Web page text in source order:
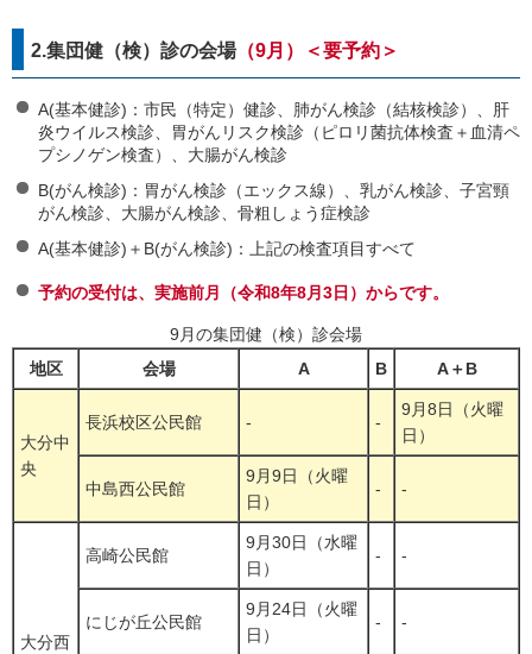
2.集団健（検）診の会場（9月）＜要予約＞
A(基本健診)：市民（特定）健診、肺がん検診（結核検診）、肝
炎ウイルス検診、胃がんリスク検診（ピロリ菌抗体検査＋血清ペ
プシノゲン検査）、大腸がん検診
B(がん検診)：胃がん検診（エックス線）、乳がん検診、子宮頸
がん検診、大腸がん検診、骨粗しょう症検診
A(基本健診)＋B(がん検診)：上記の検査項目すべて
予約の受付は、実施前月（令和8年8月3日）からです。
9月の集団健（検）診会場
地区
会場 A B A＋B
大分中
央
長浜校区公民館 - -
9月8日（火曜
日）
中島西公民館
9月9日（火曜
日）
- -
大分西
高崎公民館
9月30日（水曜
日）
- -
にじが丘公民館
9月24日（火曜
日）
- -